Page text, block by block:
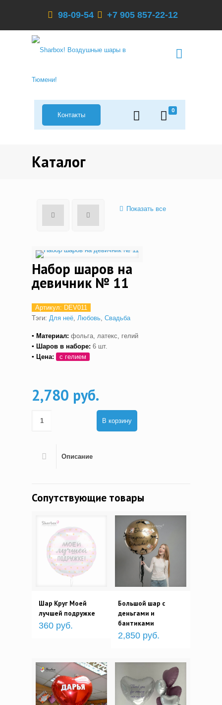
98-09-54 +7 905 857-22-12
0
Контакты
Каталог
Показать все
Набор шаров на
девичник № 11
Артикул: DEV011
Тэги: Для неё, Любовь, Свадьба
▪ Материал: фольга, латекс, гелий
▪ Шаров в наборе: 6 шт.
▪ Цена:
с гелием
2,780 руб.
В корзину
Описание
Сопутствующие товары
Шар Круг Моей
лучшей подружке
360 руб.
Большой шар с
деньгами и
бантиками
2,850 руб.